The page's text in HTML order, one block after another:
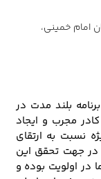
امام خمینی،
بلند مدت در
مجرب و ایجاد
نسبت به ارتقای
در جهت تحقق این
اولویت بوده و